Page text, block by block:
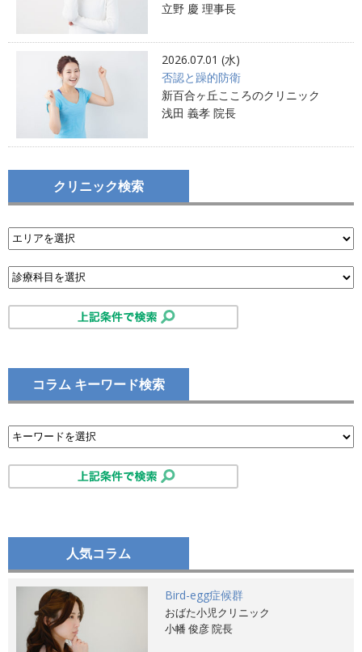
立野 慶 理事長
2026.07.01 (水)
否認と躁的防衛
新百合ヶ丘こころのクリニック
浅田 義孝 院長
クリニック検索
コラム キーワード検索
人気コラム
Bird-egg症候群
おばた小児クリニック
小幡 俊彦 院長